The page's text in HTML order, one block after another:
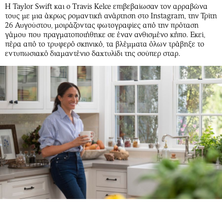
Η Taylor Swift και ο Travis Kelce επιβεβαίωσαν τον αρραβώνα
τους με μια άκρως ρομαντική ανάρτηση στο Instagram, την Τρίτη
26 Αυγούστου, μοιράζοντας φωτογραφίες από την πρόταση
γάμου που πραγματοποιήθηκε σε έναν ανθισμένο κήπο. Εκεί,
πέρα από το τρυφερό σκηνικό, τα βλέμματα όλων τράβηξε το
εντυπωσιακό διαμαντένιο δαχτυλίδι της σούπερ σταρ.